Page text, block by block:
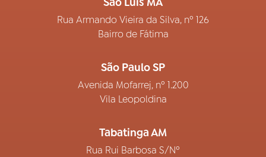
Rua Armando Vieira da Silva, nº 126
Bairro de Fátima
São Paulo SP
Avenida Mofarrej, nº 1.200
Vila Leopoldina
Tabatinga AM
Rua Rui Barbosa S/Nº